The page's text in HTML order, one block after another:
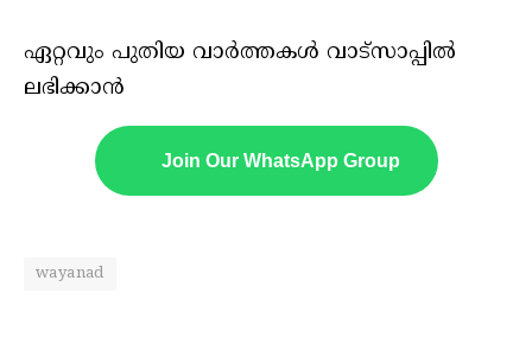
ഏറ്റവും പുതിയ വാർത്തകൾ വാട്സാപ്പിൽ
ലഭിക്കാൻ
Join Our WhatsApp Group
wayanad